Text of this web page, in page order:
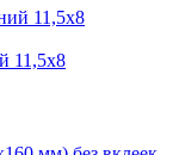
11,5х8